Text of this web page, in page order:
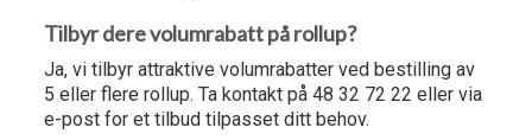
Tilbyr dere volumrabatt på rollup?
Ja, vi tilbyr attraktive volumrabatter ved bestilling av
5 eller flere rollup. Ta kontakt på 48 32 72 22 eller via
e-post for et tilbud tilpasset ditt behov.